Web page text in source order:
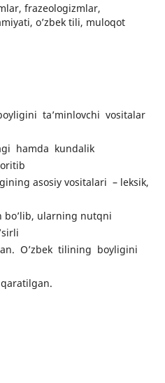
frazeologizmlar,
o’zbek tili, muloqot
ta’minlovchi vositalar
hamda kundalik
asosiy vositalari – leksik,
ularning nutqni
O’zbek tilining boyligini